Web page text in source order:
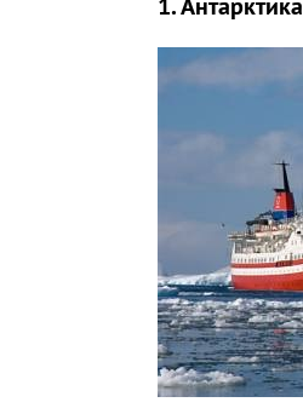
1. Антарктика